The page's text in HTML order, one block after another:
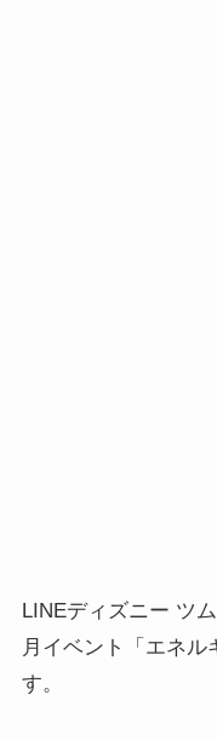
LINEディズニー ツ
月イベント「エネル
す。